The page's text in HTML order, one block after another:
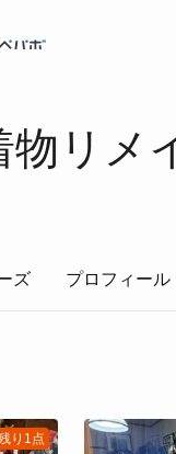
物リメ
ズ プロフィール
り1点